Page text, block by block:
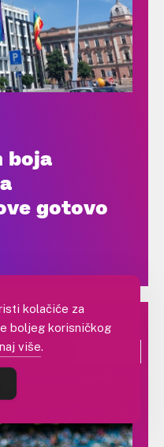
boja
gotovo
kolačiće za
boljeg korisničkog
više.